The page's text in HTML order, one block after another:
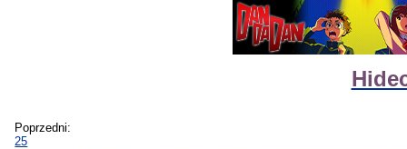
Poprzedni:
25